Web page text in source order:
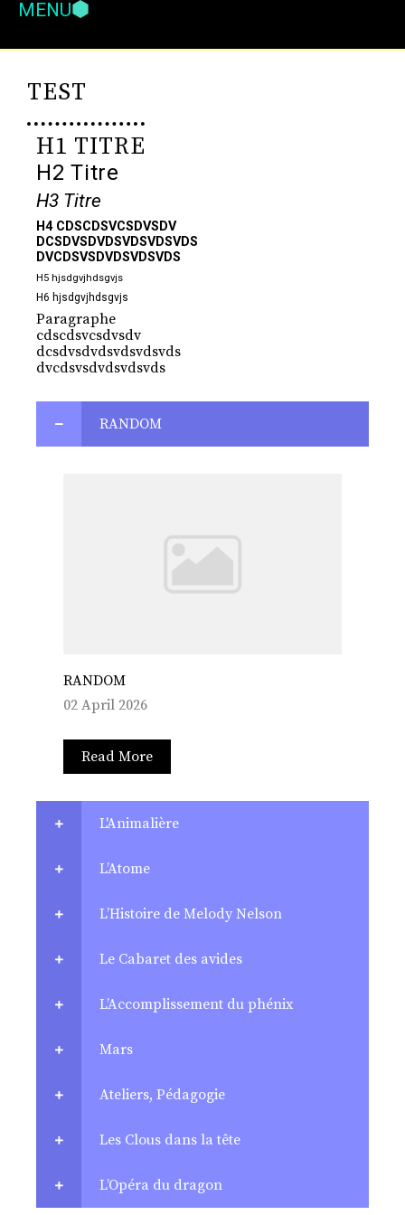
MENU
TEST
H1 TITRE
H2 Titre
H3 Titre
H4 CDSCDSVCSDVSDV
DCSDVSDVDSVDSVDSVDS
DVCDSVSDVDSVDSVDS
H5 hjsdgvjhdsgvjs
H6 hjsdgvjhdsgvjs
Paragraphe
cdscdsvcsdvsdv
dcsdvsdvdsvdsvdsvds
dvcdsvsdvdsvdsvds
RANDOM
RANDOM
02 April 2026
Read More
L'Animalière
L’Atome
L’Histoire de Melody Nelson
Le Cabaret des avides
L’Accomplissement du phénix
Mars
Ateliers, Pédagogie
Les Clous dans la tête
L’Opéra du dragon